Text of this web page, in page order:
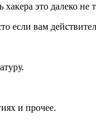
хакера это далеко
если вам
и прочее.